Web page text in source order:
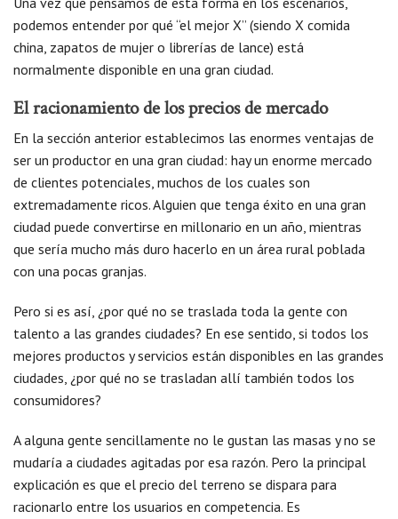
podemos entender por qué “el mejor X” (siendo X comida
china, zapatos de mujer o librerías de lance) está
normalmente disponible en una gran ciudad.
El racionamiento de los precios de mercado
En la sección anterior establecimos las enormes ventajas de
ser un productor en una gran ciudad: hay un enorme mercado
de clientes potenciales, muchos de los cuales son
extremadamente ricos. Alguien que tenga éxito en una gran
ciudad puede convertirse en millonario en un año, mientras
que sería mucho más duro hacerlo en un área rural poblada
con una pocas granjas.
Pero si es así, ¿por qué no se traslada toda la gente con
talento a las grandes ciudades? En ese sentido, si todos los
mejores productos y servicios están disponibles en las grandes
ciudades, ¿por qué no se trasladan allí también todos los
consumidores?
A alguna gente sencillamente no le gustan las masas y no se
mudaría a ciudades agitadas por esa razón. Pero la principal
explicación es que el precio del terreno se dispara para
racionarlo entre los usuarios en competencia. Es